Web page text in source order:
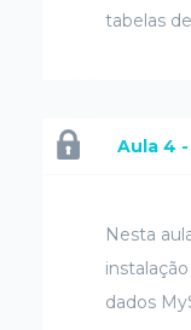
tabelas
Aula 4
Nesta
dados